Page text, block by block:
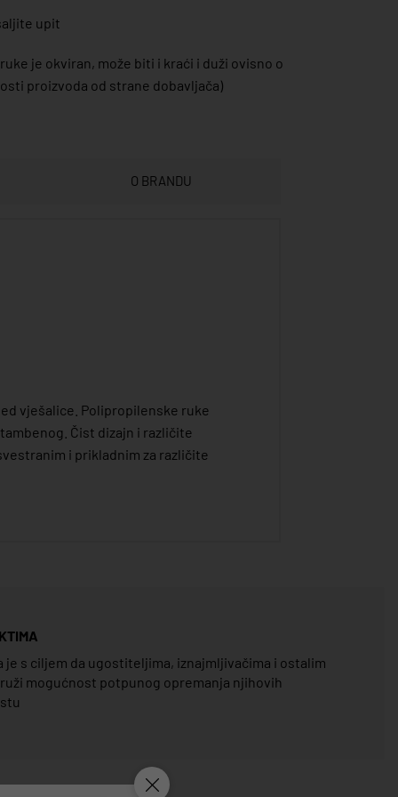
upit
je okviran, može biti i kraći i duži ovisno o
proizvoda od strane dobavljača)
O BRANDU
vješalice. Polipropilenske ruke
Čist dizajn i različite
i prikladnim za različite
je s ciljem da ugostiteljima, iznajmljivačima i ostalim
mogućnost potpunog opremanja njihovih